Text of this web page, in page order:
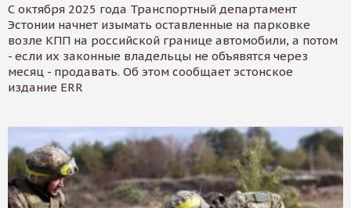
С октября 2025 года Транспортный департамент
Эстонии начнет изымать оставленные на парковке
возле КПП на российской границе автомобили, а потом
- если их законные владельцы не объявятся через
месяц - продавать. Об этом сообщает эстонское
издание ERR